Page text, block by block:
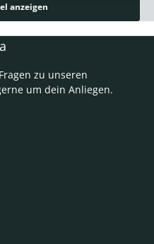
anzeigen
zu unseren
um dein Anliegen.